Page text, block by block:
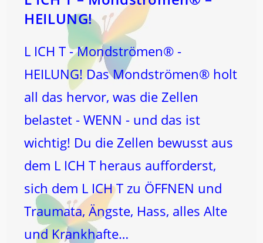
HEILUNG!
L ICH T - Mondströmen® -
HEILUNG! Das Mondströmen® holt
all das hervor, was die Zellen
belastet - WENN - und das ist
wichtig! Du die Zellen bewusst aus
dem L ICH T heraus aufforderst,
sich dem L ICH T zu ÖFFNEN und
Traumata, Ängste, Hass, alles Alte
und Krankhafte…